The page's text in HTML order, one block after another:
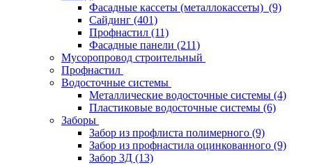
Фасадные кассеты (металлокассеты) (9)
Сайдинг (401)
Профнастил (11)
Фасадные панели (211)
Мусоропровод строительный
Профнастил
Водосточные системы
Металлические водосточные системы (4)
Пластиковые водосточные системы (6)
Заборы
Забор из профлиста полимерного (9)
Забор из профнастила оцинкованного (9)
Забор 3Д (13)